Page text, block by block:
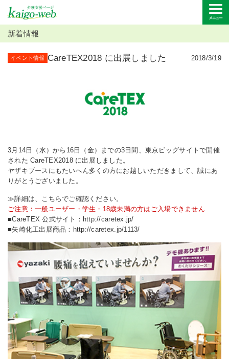
新着情報
イベント情報 2018/3/19
CareTEX2018 に出展しました
3月14日（水）から16日（金）までの3日間、東京ビッグサイトで開催
された CareTEX2018 に出展しました。
ヤザキブースにもたいへん多くの方にお越しいただきまして、誠にあ
りがとうございました。
≫詳細は、こちらでご確認ください。
ご注意：一般ユーザー・学生・18歳未満の方はご入場できません
■CareTEX 公式サイト： http://caretex.jp/
■矢崎化工出展商品： http://caretex.jp/1113/